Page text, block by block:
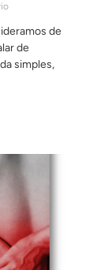
de
de
simples,